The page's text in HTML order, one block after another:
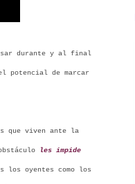
durante y al final
potencial de marcar
que viven ante la
les impide
los oyentes como los